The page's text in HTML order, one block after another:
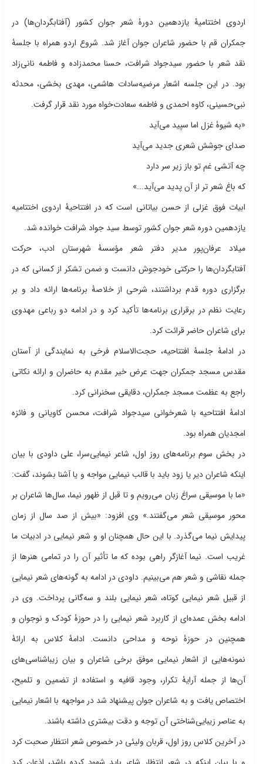
اردوی اختتامیۀ یازدهمین دورۀ شعر جوان کشور (آفتابگردان‌ها) در
جمکران قم با حضور شاعران جوان آغاز شد. شروع اردو همراه با جلسۀ
نقد شعر با حضور سیدجواد شرافت، حسنا محمدزاده و فاطمه نانی‌زاد
بود. در این جلسه اشعار مرضیه‌سادات هاشمی، مهدی بخشی، محدثه
نبی‌حسینی، کاوه احمدی و فاطمه سعادت‌خواه مورد نقد قرار گرفت.
«به شیوۀ غزل اما سپید می‌آید
صدای جوشش شعری جدید می‌آید
چه آتشی غم تو باز زیر سر دارد
که باغ شعر تر از آن پدید می‌آید...»
ابیات فوق غزلی از حسن بیاتانی است که در افتتاحیۀ اردوی اختتامیه
یازدهمین دوره شعر جوان کشور توسط سید جواد شرافت خوانده شد.
میلاد عرفان‌پور مدیر دفتر شعر مؤسسۀ شهرستان ادب، حرکت
آفتابگردان‌ها را حرکتی خودجوش دانست و ضمن تشکر از کسانی که در
برگزاری دوره قدم برداشتند، شرحی از خلاصۀ برنامه‌ها ارائه داد و بر
رعایت نظم در برقراری برنامه‌ها تأکید کرد و در ادامه دو رباعی مهدوی
برای شاعران حاضر قرائت کرد.
در ادامۀ جلسۀ افتتاحیه، حجت‌الاسلام فرخی به نمایندگی از آستان
مقدس مسجد جمکران جهت عرض خیر مقدم به حاضران و ارائه نکاتی
راجع به عظمت مسجد جمکران، دقایقی سخنرانی کرد.
ادامۀ افتتاحیه با شعرخوانی سیدجواد شرافت، محسن کاویانی و فائزه
امجدیان همراه بود.
در بخش سوم برنامه‌های روز اول، شاعر نیمایی‌سرا، علی داودی با بیان
اینکه شاعران دیر یا زود باید با قالب نیمایی مواجه و یا آشنا بشوند، گفت:
«ما با موسیقی سراغ زبان می‌رویم و تا قبل از ظهور نیما، سال‌ها شاعران بر
محور موسیقی شعر می‌گفتند.» وی افزود: «بیش از صد سال از زمان
پیدایش نیما می‌گذرد. با این حال همچنان او و شعر نیمایی در ادبیات ما
غریب است. نیما آغازگر راهی بوده که ما تأثیر آن را در تمامی هنرها از
جمله نقاشی و شعر هم می‌بینیم. داودی در ادامه به گونه‌های شعر نیمایی
از قبیل شعر نیمایی کوتاه، شعر نیمایی بلند و سه‌گانی پرداخت. وی در
ادامه بخش عمده‌ای از کاربرد شعر نیمایی را در حوزۀ کودک و نوجوان و
همچنین در حوزۀ نوحه و مداحی دانست. ادامۀ کلاس به ارائۀ
نمونه‌هایی از اشعار نیمایی موفق برخی شاعران و بیان زیباشناسی‌های
آن‌ها از جمله آرایۀ تکرار، وجود قافیه و استفاده از تضمین و تلمیح،
اختصاص یافت و به شاعران جوان پیشنهاد شد در مواجهه با اشعار نیمایی
به عناصر زیبایی‌شناختی آن توجه و دقت بیشتری داشته باشند.
در آخرین کلاس روز اول، قربان ولیئی در خصوص شعر انتظار صحبت کرد